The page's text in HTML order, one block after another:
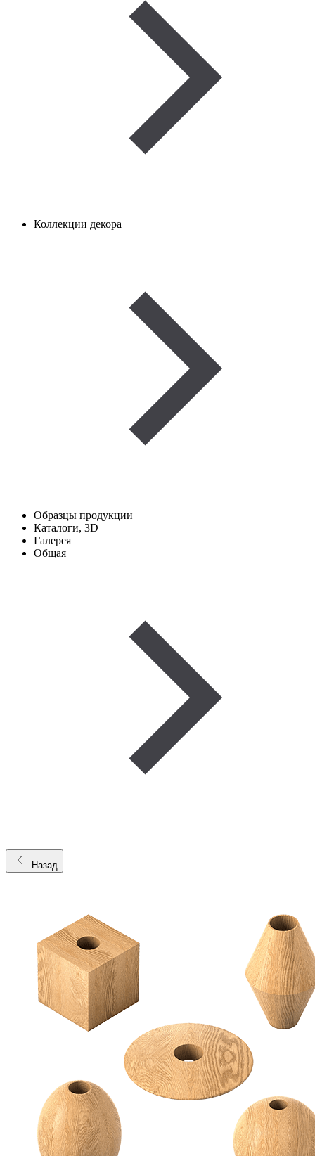
Коллекции декора
Образцы продукции
Каталоги, 3D
Галерея
Общая
Назад